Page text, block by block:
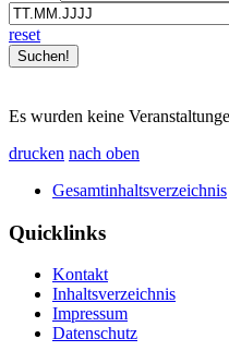
reset
Es wurden keine
drucken nach oben
Gesamtinhaltsverzeichnis
Quicklinks
Kontakt
Inhaltsverzeichnis
Impressum
Datenschutz